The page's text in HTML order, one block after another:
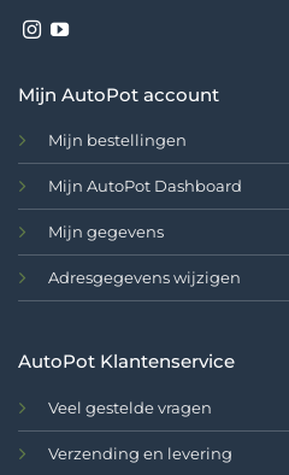
Mijn AutoPot account
Mijn bestellingen
Mijn AutoPot Dashboard
Mijn gegevens
Adresgegevens wijzigen
AutoPot Klantenservice
Veel gestelde vragen
Verzending en levering